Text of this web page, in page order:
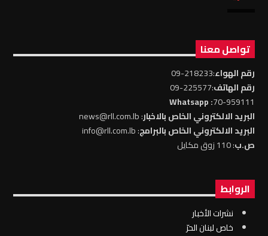
تواصل معنا
رقم الهواء:218233-09
رقم الهاتف:225577-09
70-959111
: Whatsapp
البريد الالكتروني الخاص بالاخبار: news@rll.com.lb
البريد الالكتروني الخاص بالبرامج: info@rll.com.lb
ص.ب: 110 زوق مكايل
الروابط
نشرات الأخبار
خاص لبنان الحرّ